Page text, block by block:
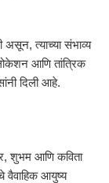
त्याच्या संभाव्य
आणि तांत्रिक
दिली आहे.
शुभम आणि कविता
वैवाहिक आयुष्य